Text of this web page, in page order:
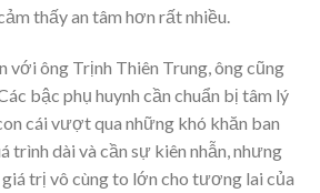
thấy an tâm hơn rất nhiều.
với ông Trịnh Thiên Trung, ông cũng
bậc phụ huynh cần chuẩn bị tâm lý
cái vượt qua những khó khăn ban
trình dài và cần sự kiên nhẫn, nhưng
trị vô cùng to lớn cho tương lai của